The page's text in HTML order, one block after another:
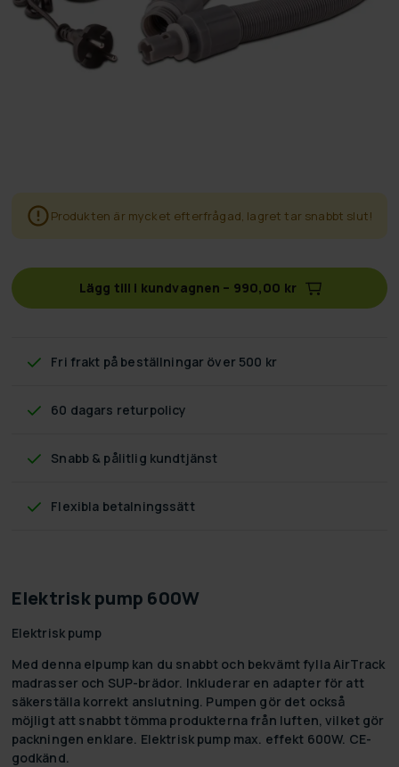
Produkten är mycket efterfrågad, lagret tar snabbt slut!
Lägg till i kundvagnen – 990,00 kr
Fri frakt på beställningar över 500 kr
60 dagars returpolicy
Snabb & pålitlig kundtjänst
Flexibla betalningssätt
Elektrisk pump 600W
Elektrisk pump
Med denna elpump kan du snabbt och bekvämt fylla AirTrack
madrasser och SUP-brädor. Inkluderar en adapter för att
säkerställa korrekt anslutning. Pumpen gör det också
möjligt att snabbt tömma produkterna från luften, vilket gör
packningen enklare. Elektrisk pump max. effekt 600W. CE-
godkänd.